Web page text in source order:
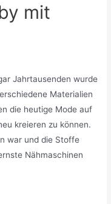
mit
Jahrtausenden wurde
Materialien
die heutige Mode auf
kreieren zu können.
war und die Stoffe
Nähmaschinen